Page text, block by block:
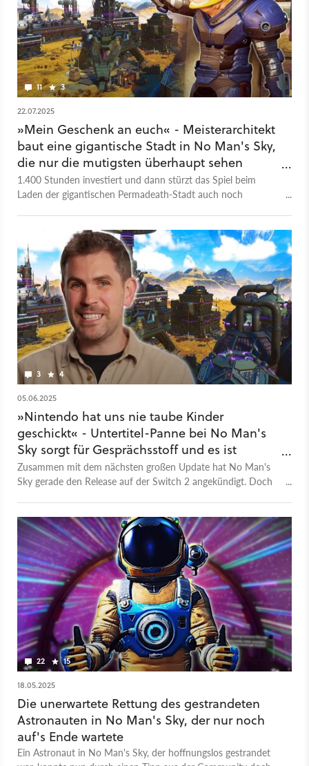
11 3
22.07.2025
»Mein Geschenk an euch« - Meisterarchitekt
baut eine gigantische Stadt in No Man's Sky,
die nur die mutigsten überhaupt sehen
können
1.400 Stunden investiert und dann stürzt das Spiel beim
Laden der gigantischen Permadeath-Stadt auch noch
3 4
05.06.2025
»Nintendo hat uns nie taube Kinder
geschickt« - Untertitel-Panne bei No Man's
Sky sorgt für Gesprächsstoff und es ist
köstlich
Zusammen mit dem nächsten großen Update hat No Man's
Sky gerade den Release auf der Switch 2 angekündigt. Doch
22 15
18.05.2025
Die unerwartete Rettung des gestrandeten
Astronauten in No Man's Sky, der nur noch
auf's Ende wartete
Ein Astronaut in No Man's Sky, der hoffnungslos gestrandet